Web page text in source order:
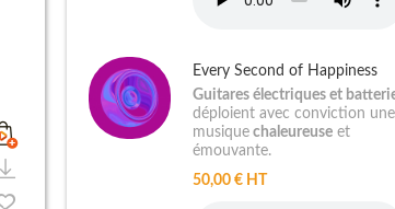
Every Second of Happiness
Guitares électriques et
déploient avec conviction une
musiquechaleureuseet
émouvante.
50,00 € HT